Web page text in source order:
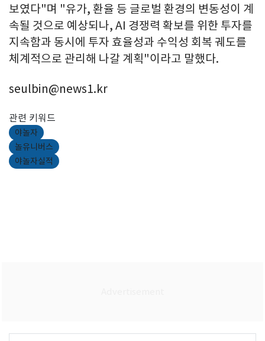
보였다"며 "유가, 환율 등 글로벌 환경의 변동성이 계
속될 것으로 예상되나, AI 경쟁력 확보를 위한 투자를
지속함과 동시에 투자 효율성과 수익성 회복 궤도를
체계적으로 관리해 나갈 계획"이라고 말했다.
seulbin@news1.kr
관련 키워드
야놀자
놀유니버스
야놀자실적